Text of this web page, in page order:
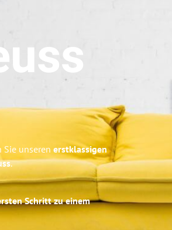
Sie unseren erstklassigen
.
Schritt zu einem